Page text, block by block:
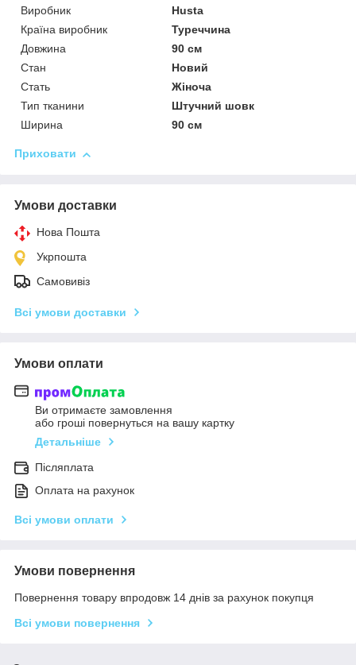
Виробник
Husta
Країна виробник
Туреччина
Довжина
90 см
Стан
Новий
Стать
Жіноча
Тип тканини
Штучний шовк
Ширина
90 см
Приховати
Умови доставки
Нова Пошта
Укрпошта
Самовивіз
Всі умови доставки
Умови оплати
Ви отримаєте замовлення
або гроші повернуться на вашу картку
Детальніше
Післяплата
Оплата на рахунок
Всі умови оплати
Умови повернення
Повернення товару впродовж 14 днів за рахунок покупця
Всі умови повернення